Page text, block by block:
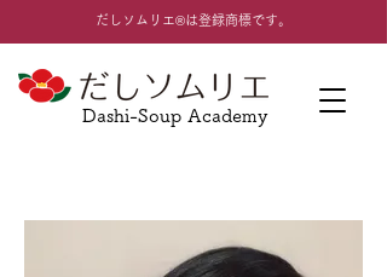
​だしソムリエ®は登録商標です。
Dashi-Soup Academy